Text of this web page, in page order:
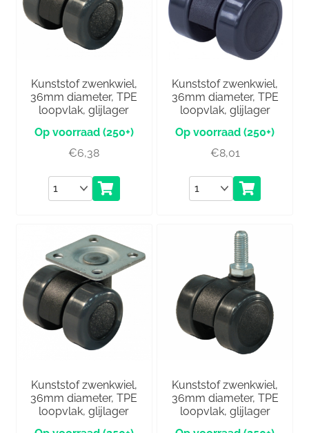
Kunststof zwenkwiel,
36mm diameter, TPE
loopvlak, glijlager
(250+)
€6,38
Aantal
Kunststof zwenkwiel,
36mm diameter, TPE
loopvlak, glijlager
(250+)
€8,01
Aantal
Kunststof zwenkwiel,
36mm diameter, TPE
loopvlak, glijlager
Kunststof zwenkwiel,
36mm diameter, TPE
loopvlak, glijlager